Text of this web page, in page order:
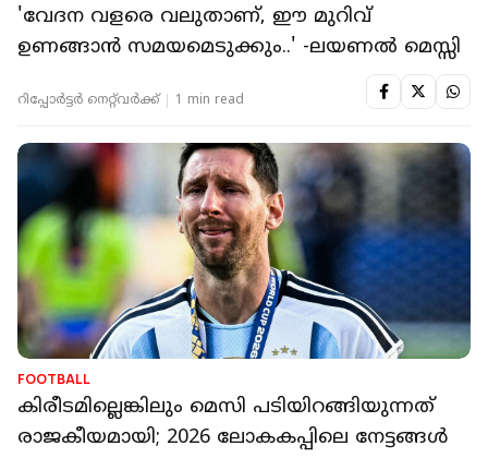
'വേദന വളരെ വലുതാണ്, ഈ മുറിവ്
ഉണങ്ങാന്‍ സമയമെടുക്കും..' -ലയണല്‍ മെസ്സി
റിപ്പോർട്ടർ നെറ്റ്‌വര്‍ക്ക്‌ 1 min read
FOOTBALL
കിരീടമില്ലെങ്കിലും മെസി പടിയിറങ്ങിയുന്നത്
രാജകീയമായി; 2026 ലോകകപ്പിലെ നേട്ടങ്ങൾ